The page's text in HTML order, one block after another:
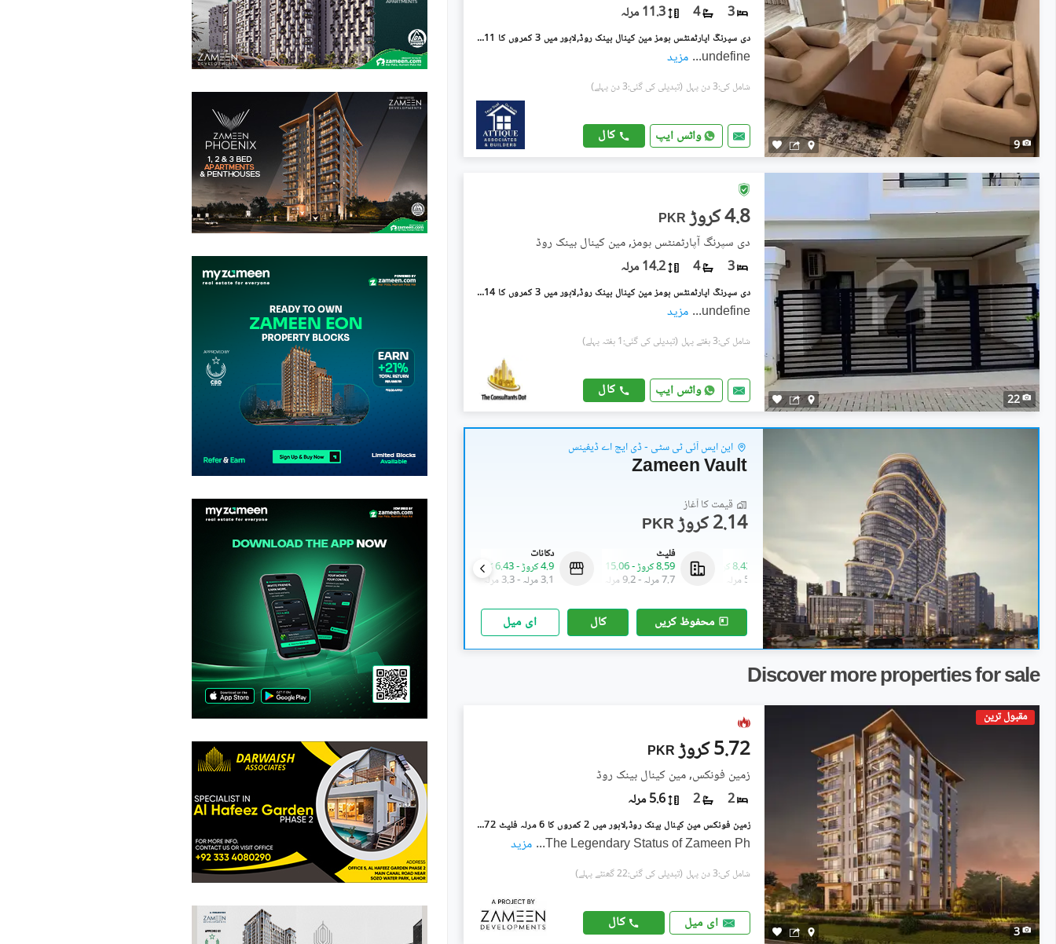
9
3
4 11.3 مرلہ
دی سپرنگ آپارٹمنٹس ہومز مین کینال بینک روڈ,لاہور میں 3 کمروں کا 11 مرلہ فلیٹ 4.3 کروڑ میں برائے فروخت۔
undefine
... مزید
شامل کی:3 دن پہل (تبدیلی کی گئی:3 دن پہلے)
واٹس ایپ کال
22
PKR 4.8 کروڑ
دی سپرنگ آپارٹمنٹس ہومز, مین کینال بینک روڈ
3
4 14.2 مرلہ
دی سپرنگ آپارٹمنٹس ہومز مین کینال بینک روڈ,لاہور میں 3 کمروں کا 14 مرلہ فلیٹ 4.8 کروڑ میں برائے فروخت۔
undefine
... مزید
شامل کی:3 ہفتے پہل (تبدیلی کی گئی:1 ہفتہ پہلے)
واٹس ایپ کال
این ایس آئی ٹی سٹی - ڈی ایچ اے ڈیفینس
Zameen Vault
قیمت کا آغاز
PKR 2.14 کروڑ
فلیٹ
8.59 کروڑ
-
7.7 مرلہ
-9.2 مرلہ
دکانات
4.9 کروڑ
-6.43 کروڑ
3.1 مرلہ
-3.3 مرلہ
فلیٹ
8.59 کروڑ
-15.06 کروڑ
7.7 مرلہ
-9.2 مرلہ
فلیٹ
2.63 کروڑ
8.43 کروڑ
2.3 مرلہ
- 5.8 مرلہ
محفوظ کریں کال ای میل
Discover more properties for sale
مقبول ترین
3
PKR 5.72 کروڑ
زمین فونکس, مین کینال بینک روڈ
2
2 5.6 مرلہ
زمین فونکس مین کینال بینک روڈ,لاہور میں 2 کمروں کا 6 مرلہ فلیٹ 5.72 کروڑ میں برائے فروخت۔
The Legendary Status of Zameen Ph
... مزید
شامل کی:3 دن پہل (تبدیلی کی گئی:22 گھنٹے پہلے)
ای میل کال